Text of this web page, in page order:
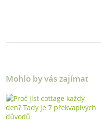
Mohlo by vás zajímat